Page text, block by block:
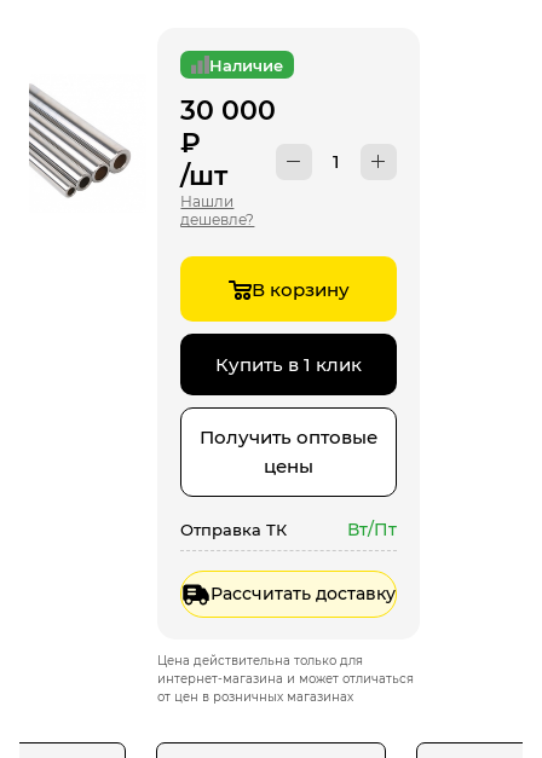
Наличие
30 000
₽
/шт
Нашли
дешевле?
В корзину
Купить в 1 клик
Получить оптовые
цены
Отправка ТК Вт/Пт
Рассчитать доставку
Цена действительна только для
интернет-магазина и может отличаться
от цен в розничных магазинах